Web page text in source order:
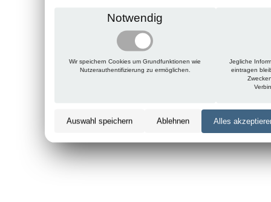
Notwendig
Wir speichern Cookies um Grundfunktionen wie
Nutzerauthentifizierung zu ermöglichen.
Jegliche
eintragen
Auswahl speichern Ablehnen Alles